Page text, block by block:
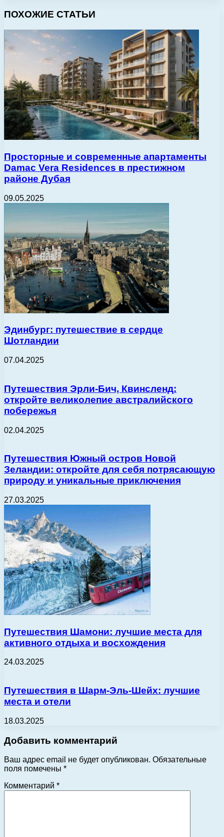
ПОХОЖИЕ СТАТЬИ
Просторные и современные апартаменты
Damac Vera Residences в престижном
районе Дубая
09.05.2025
Эдинбург: путешествие в сердце
Шотландии
07.04.2025
Путешествия Эрли-Бич, Квинсленд:
откройте великолепие австралийского
побережья
02.04.2025
Путешествия Южный остров Новой
Зеландии: откройте для себя потрясающую
природу и уникальные приключения
27.03.2025
Путешествия Шамони: лучшие места для
активного отдыха и восхождения
24.03.2025
Путешествия в Шарм-Эль-Шейх: лучшие
места и отели
18.03.2025
Добавить комментарий
Ваш адрес email не будет опубликован. Обязательные
поля помечены *
Комментарий *